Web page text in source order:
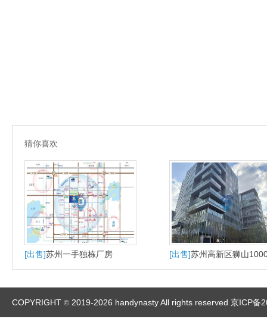
猜你喜欢
[出售]苏州一手独栋厂房 [出售]苏州高新区狮山
大平层户型适合研发办公
产
COPYRIGHT © 2019-2026 handynasty All rights reserved 京ICP备